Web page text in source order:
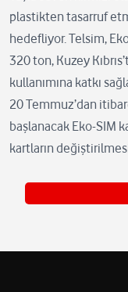
plastikten tasarruf
hedefliyor. Telsim,
320 ton, Kuzey
kullanımına katkı
20 Temmuz’dan
başlanacak Eko-SIM
kartların